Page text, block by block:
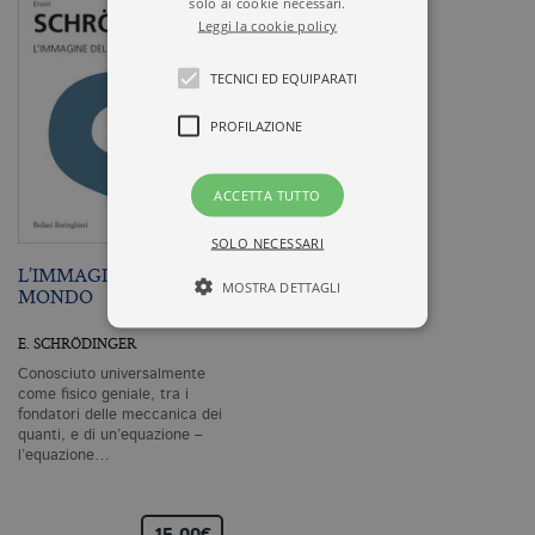
L’IMMAGINE DEL
MONDO
E. SCHRÖDINGER
Conosciuto universalmente
come fisico geniale, tra i
fondatori delle meccanica dei
quanti, e di un’equazione –
l’equazione…
Leggi la cookie policy
TECNICI ED EQUIPARATI
PROFILAZIONE
ACCETTA TUTTO
SOLO NECESSARI
MOSTRA DETTAGLI
Tecnici ed equiparati
degli utenti e la gestione dell'account. Il
sito Web non può essere utilizzato